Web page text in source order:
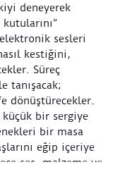
deneyerek
sesleri
kestiğini,
Süreç
tanışacak;
dönüştürecekler.
bir sergiye
bir masa
eğip içeriye
ses, malzeme ve